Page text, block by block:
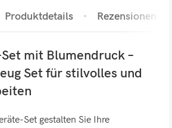
Produktdetails Rezensionen (0)
mit Blumendruck –
Set für stilvolles und
Set gestalten Sie Ihre